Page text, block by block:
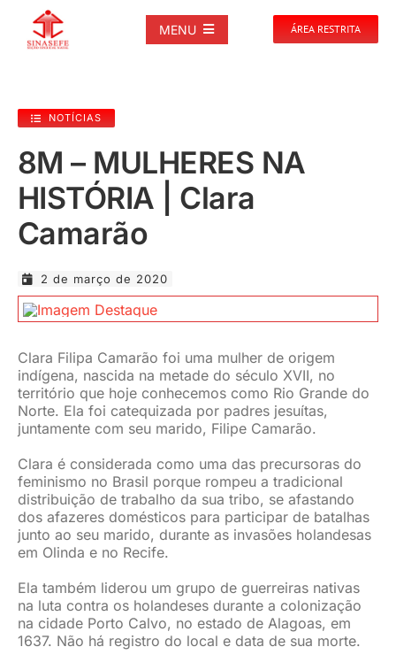
MENU
NOTÍCIAS
PUBLICAÇÕES
DOCUMENTOS
GALERIAS
EVENTOS
JURÍDICO
CLUBE
CONTATO
ÁREA RESTRITA
NOTÍCIAS
8M – MULHERES NA
HISTÓRIA | Clara
Camarão
2 de março de 2020
Clara Filipa Camarão foi uma mulher de origem
indígena, nascida na metade do século XVII, no
território que hoje conhecemos como Rio Grande do
Norte. Ela foi catequizada por padres jesuítas,
juntamente com seu marido, Filipe Camarão.
Clara é considerada como uma das precursoras do
feminismo no Brasil porque rompeu a tradicional
distribuição de trabalho da sua tribo, se afastando
dos afazeres domésticos para participar de batalhas
junto ao seu marido, durante as invasões holandesas
em Olinda e no Recife.
Ela também liderou um grupo de guerreiras nativas
na luta contra os holandeses durante a colonização
na cidade Porto Calvo, no estado de Alagoas, em
1637. Não há registro do local e data de sua morte.